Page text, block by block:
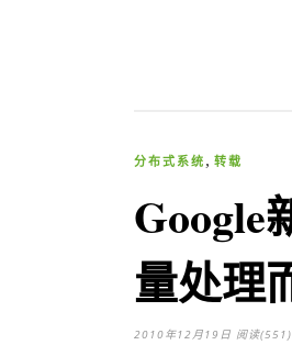
分布式系统 , 转载
Google
量处理
2010年12月19日 阅读(551)